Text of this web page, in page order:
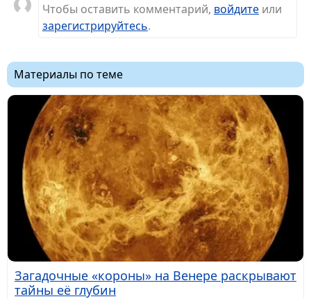
Чтобы оставить комментарий, войдите или
зарегистрируйтесь.
Материалы по теме
Загадочные «короны» на Венере раскрывают
тайны её глубин